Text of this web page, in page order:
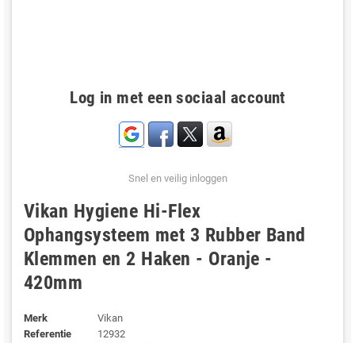
Log in met een sociaal account
Snel en veilig inloggen
Vikan Hygiene Hi-Flex
Ophangsysteem met 3 Rubber Band
Klemmen en 2 Haken - Oranje -
420mm
Merk
Vikan
Referentie
12932